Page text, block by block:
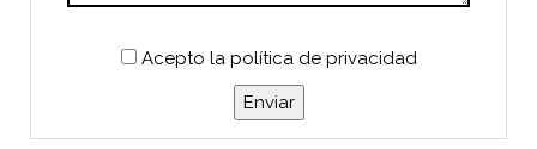
Acepto la política de privacidad